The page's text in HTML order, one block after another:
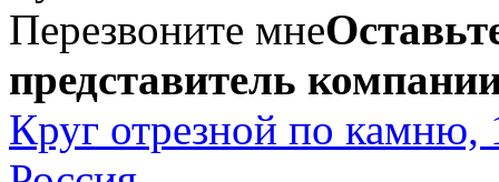
Перезвоните мне
представитель
Круг отрезной по